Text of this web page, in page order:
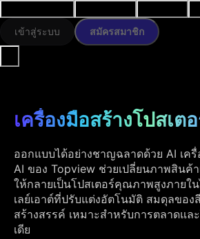
เข้าสู่ระบบ สมัครสมาชิก
เครื่องมือสร้างโปสเต
ออกแบบได้อย่างชาญฉลาดด้วย AI เครื่
AI ของ Topview ช่วยเปลี่ยนภาพสินค้
ให้กลายเป็นโปสเตอร์คุณภาพสูงภายใ
เลย์เอาต์ที่ปรับแต่งอัตโนมัติ สมดุลขอ
สร้างสรรค์ เหมาะสำหรับการตลาดแล
เดีย